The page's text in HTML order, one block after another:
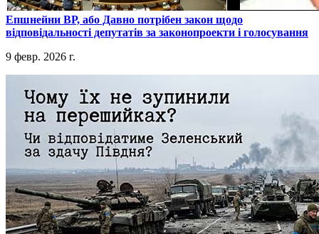
​Епшнейни ВР, або Давно потрібен закон щодо
відповідальності депутатів за законопроекти і голосування
9 февр. 2026 г.